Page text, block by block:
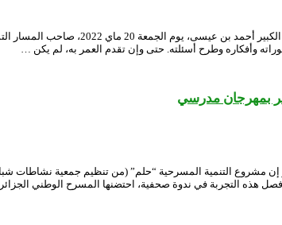
فقد المشهد الفني
وأفكاره وطرح أسئلته. حتى وإن تقدم العمر به، لم يكن …
بمهرجان مدرسي
مشروع التنمية المسرحية “حلم” (من تنظيم جمعية نشاطات
هذه التجربة في ندوة صحفية، احتضنها المسرح الوطني